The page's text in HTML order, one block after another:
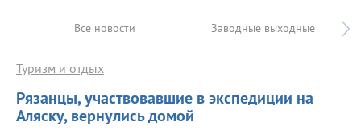
Все новости Заводные выходные
Рязанцы, участвовавшие в экспедиции на
Аляску, вернулись домой
Туризм и отдых